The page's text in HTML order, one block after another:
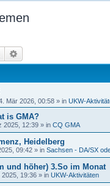
Suche
Mär 2026, 00:58 » in UKW-
is GMA?
2025, 12:39 » in CQ GMA
Heidelberg
09:42 » in Sachsen - DA/SX
und höher) 3.So im Monat
2025, 19:36 » in UKW-Aktivitäten